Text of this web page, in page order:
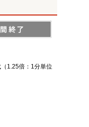
1.25倍：1分単位